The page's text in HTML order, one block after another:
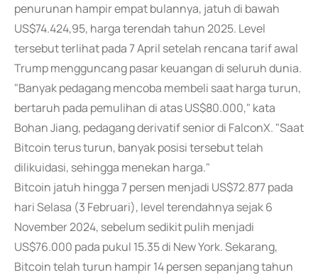
penurunan hampir empat bulannya, jatuh di bawah
US$74.424,95, harga terendah tahun 2025. Level
tersebut terlihat pada 7 April setelah rencana tarif awal
Trump mengguncang pasar keuangan di seluruh dunia.
"Banyak pedagang mencoba membeli saat harga turun,
bertaruh pada pemulihan di atas US$80.000," kata
Bohan Jiang, pedagang derivatif senior di FalconX. "Saat
Bitcoin terus turun, banyak posisi tersebut telah
dilikuidasi, sehingga menekan harga."
Bitcoin jatuh hingga 7 persen menjadi US$72.877 pada
hari Selasa (3 Februari), level terendahnya sejak 6
November 2024, sebelum sedikit pulih menjadi
US$76.000 pada pukul 15.35 di New York. Sekarang,
Bitcoin telah turun hampir 14 persen sepanjang tahun